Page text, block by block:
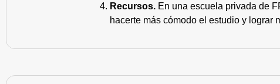
Recursos. En una escuela privada de
hacerte más cómodo el estudio y lograr